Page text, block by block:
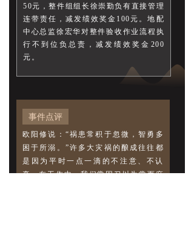
50元，整件组组长徐崇勤负有直接管理
连带责任，减发绩效奖金100元。地配
中心总监徐宏华对整件验收作业流程执
行不到位负总责，减发绩效奖金200
元。
事件点评
欧阳修说：“祸患常积于忽微，智勇多
困于所溺。”许多大灾祸的酿成往往都
是因为平时一点一滴的不注意、不认
真。在工作中，我们常因习以为常而麻